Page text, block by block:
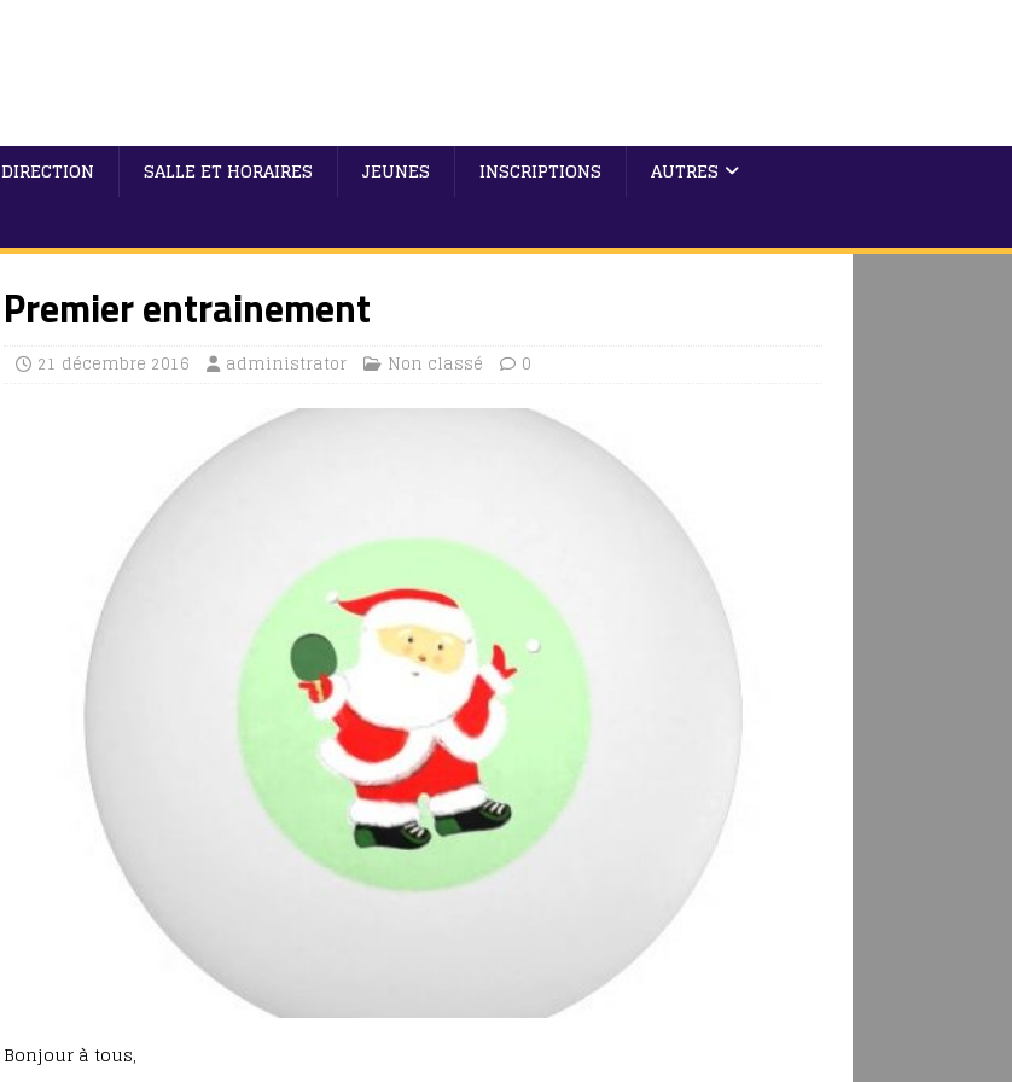
DIRECTION SALLE ET HORAIRES JEUNES INSCRIPTIONS
AUTRES
Premier entrainement
21 décembre 2016 administrator Non classé 0
Bonjour à tous,